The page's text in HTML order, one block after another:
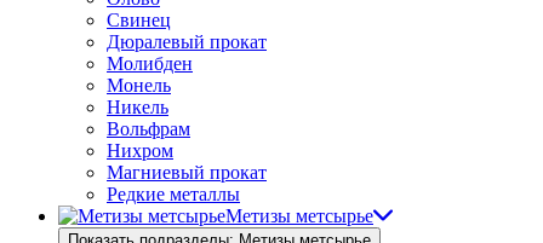
Свинец
Дюралевый прокат
Молибден
Монель
Никель
Вольфрам
Нихром
Магниевый прокат
Редкие металлы
Метизы метсырье